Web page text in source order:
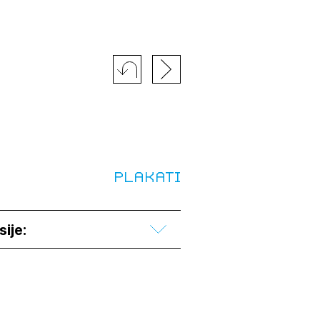
Plakati